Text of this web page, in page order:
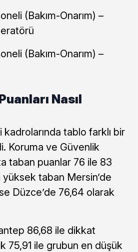
(Bakım-Onarım) –
(Bakım-Onarım) –
Nasıl
tablo farklı bir
Koruma ve Güvenlik
taban puanlar 76 ile 83
yüksek taban Mersin’de
Düzce’de 76,64 olarak
86,68 ile dikkat
75,91 ile grubun en düşük